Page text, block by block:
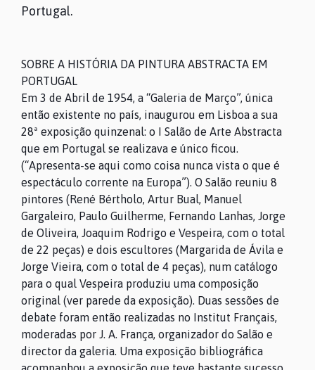
Portugal.
SOBRE A HISTÓRIA DA PINTURA ABSTRACTA EM
PORTUGAL
Em 3 de Abril de 1954, a “Galeria de Março”, única
então existente no país, inaugurou em Lisboa a sua
28ª exposição quinzenal: o I Salão de Arte Abstracta
que em Portugal se realizava e único ficou.
(“Apresenta-se aqui como coisa nunca vista o que é
espectáculo corrente na Europa”). O Salão reuniu 8
pintores (René Bértholo, Artur Bual, Manuel
Gargaleiro, Paulo Guilherme, Fernando Lanhas, Jorge
de Oliveira, Joaquim Rodrigo e Vespeira, com o total
de 22 peças) e dois escultores (Margarida de Ávila e
Jorge Vieira, com o total de 4 peças), num catálogo
para o qual Vespeira produziu uma composição
original (ver parede da exposição). Duas sessões de
debate foram então realizadas no Institut Français,
moderadas por J. A. França, organizador do Salão e
director da galeria. Uma exposição bibliográfica